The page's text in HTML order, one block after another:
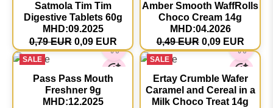
Satmola Tim Tim
Digestive Tablets 60g
MHD:09.2025
0,79 EUR 0,09 EUR
Amber Smooth WaffRolls
Choco Cream 14g
MHD:04.2026
0,49 EUR 0,09 EUR
SALE
Pass Pass Mouth
Freshner 9g
MHD:12.2025
SALE
Ertay Crumble Wafer
Caramel and Cereal in a
Milk Choco Treat 14g